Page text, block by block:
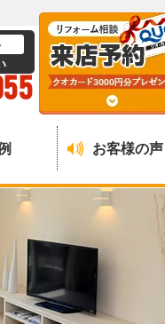
お客様の声